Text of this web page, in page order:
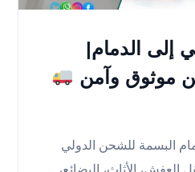
الدمام|
البسمة للشحن الدولي
الأثاث، البضائع،